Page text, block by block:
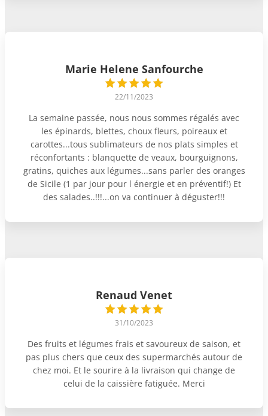
Marie Helene Sanfourche
22/11/2023
La semaine passée, nous nous sommes régalés avec
les épinards, blettes, choux fleurs, poireaux et
carottes...tous sublimateurs de nos plats simples et
réconfortants : blanquette de veaux, bourguignons,
gratins, quiches aux légumes...sans parler des oranges
de Sicile (1 par jour pour l énergie et en préventif!) Et
des salades..!!!...on va continuer à déguster!!!
Renaud Venet
31/10/2023
Des fruits et légumes frais et savoureux de saison, et
pas plus chers que ceux des supermarchés autour de
chez moi. Et le sourire à la livraison qui change de
celui de la caissière fatiguée. Merci